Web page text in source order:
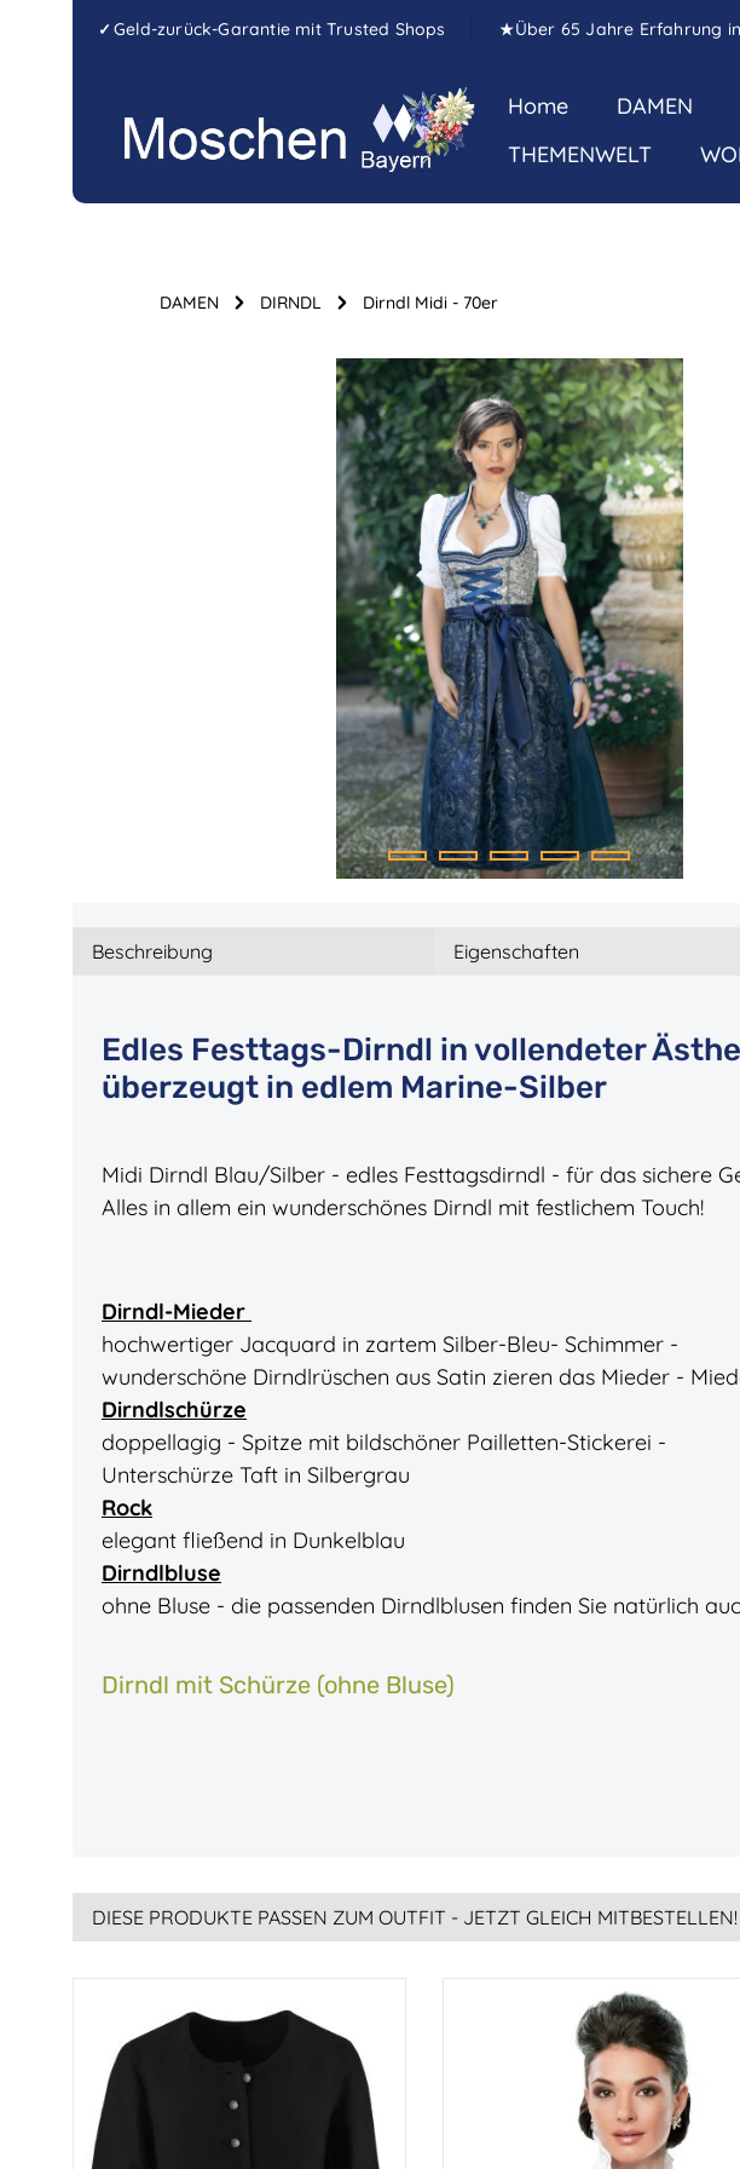
Zum Hauptinhalt springen
Zur Hauptnavigation springen
✓ Geld-zurück-Garantie mit Trusted Shops ★Über 65 Jahre Erfahrung
Home DAMEN
THEMENWELT
DAMEN DIRNDL Dirndl Midi - 70er
Bildergalerie überspringen
Beschreibung Eigenschaften
Edles Festtags-Dirndl in vollendeter
überzeugt in edlem Marine-Silber
Midi Dirndl Blau/Silber - edles Festtagsdirndl - für das sichere
Alles in allem ein wunderschönes Dirndl mit festlichem Touch!
Dirndl-Mieder
hochwertiger Jacquard in zartem Silber-Bleu- Schimmer -
wunderschöne Dirndlrüschen aus Satin zieren das Mieder -
Dirndlschürze
doppellagig - Spitze mit bildschöner Pailletten-Stickerei -
Unterschürze Taft in Silbergrau
Rock
elegant fließend in Dunkelblau
Dirndlbluse
ohne Bluse - die passenden Dirndlblusen finden Sie natürlich
Dirndl mit Schürze (ohne Bluse)
DIESE PRODUKTE PASSEN ZUM OUTFIT - JETZT GLEICH MITBESTELLEN!